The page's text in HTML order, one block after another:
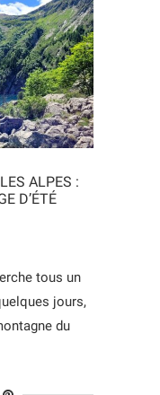
ALPES :
D’ÉTÉ
tous un
jours,
du